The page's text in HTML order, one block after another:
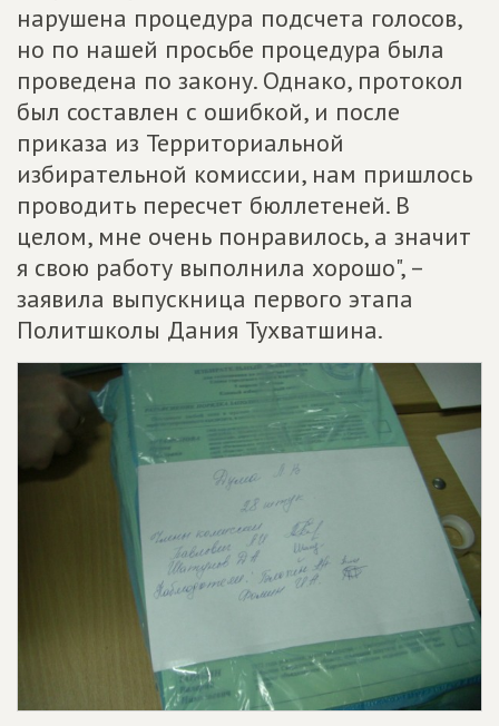
нарушена процедура подсчета голосов,
но по нашей просьбе процедура была
проведена по закону. Однако, протокол
был составлен с ошибкой, и после
приказа из Территориальной
избирательной комиссии, нам пришлось
проводить пересчет бюллетеней. В
целом, мне очень понравилось, а значит
я свою работу выполнила хорошо", –
заявила выпускница первого этапа
Политшколы Дания Тухватшина.